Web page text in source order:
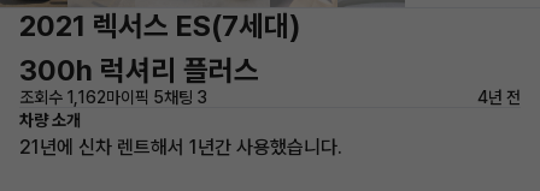
2021 렉서스 ES(7세대)
300h 럭셔리 플러스
조회수 1,162마이픽 5채팅 3
4년 전
차량 소개
21년에 신차 렌트해서 1년간 사용했습니다.